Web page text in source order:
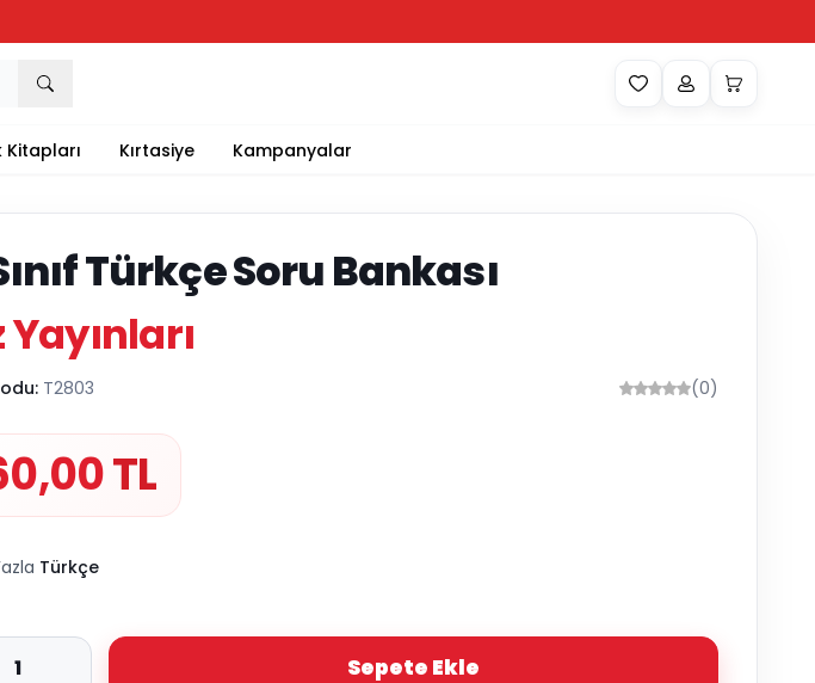
Kitapları Kırtasiye Kampanyalar
Türkçe Soru Bankası
Yayınları
T2803 (0)
TL
Türkçe
Sepete Ekle